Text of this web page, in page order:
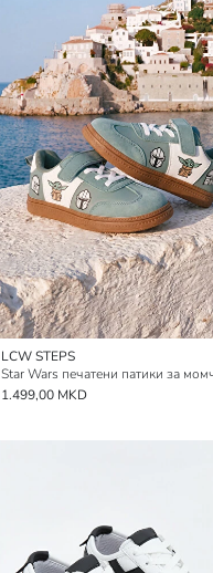
LCW STEPS
Star Wars печатени патики за
1.499,00 MKD